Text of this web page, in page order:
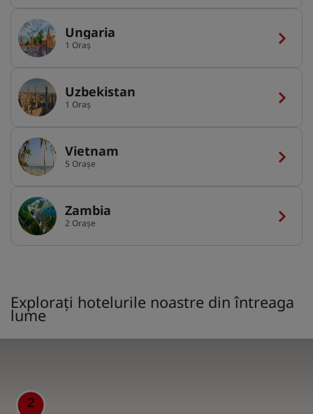
Ungaria
1 Oraș
Uzbekistan
1 Oraș
Vietnam
5 Orașe
Zambia
2 Orașe
Explorați hotelurile noastre din întreaga
lume
2